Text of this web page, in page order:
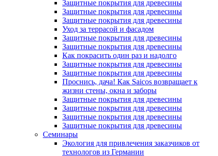
Защитные покрытия для древесины
Защитные покрытия для древесины
Защитные покрытия для древесины
Уход за террасой и фасадом
Защитные покрытия для древесины
Защитные покрытия для древесины
Как покрасить один раз и надолго
Защитные покрытия для древесины
Защитные покрытия для древесины
Проснись, дача! Как Saicos возвращает к
жизни стены, окна и заборы
Защитные покрытия для древесины
Защитные покрытия для древесины
Защитные покрытия для древесины
Защитные покрытия для древесины
Семинары
Экология для привлечения заказчиков от
технологов из Германии